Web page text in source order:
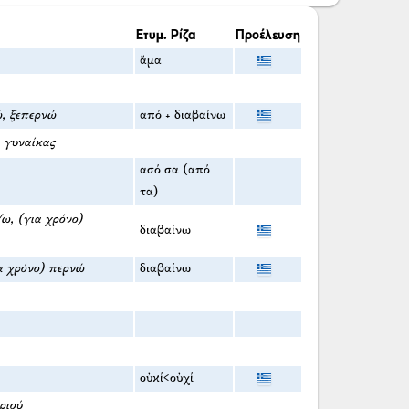
Ετυμ. Ρίζα Προέλευση
ἅμα
ξεπερνώ από + διαβαίνω
ασό σα (από
τα)
ω, (για χρόνο)
διαβαίνω
χρόνο) περνώ διαβαίνω
οὐκί<οὐχί